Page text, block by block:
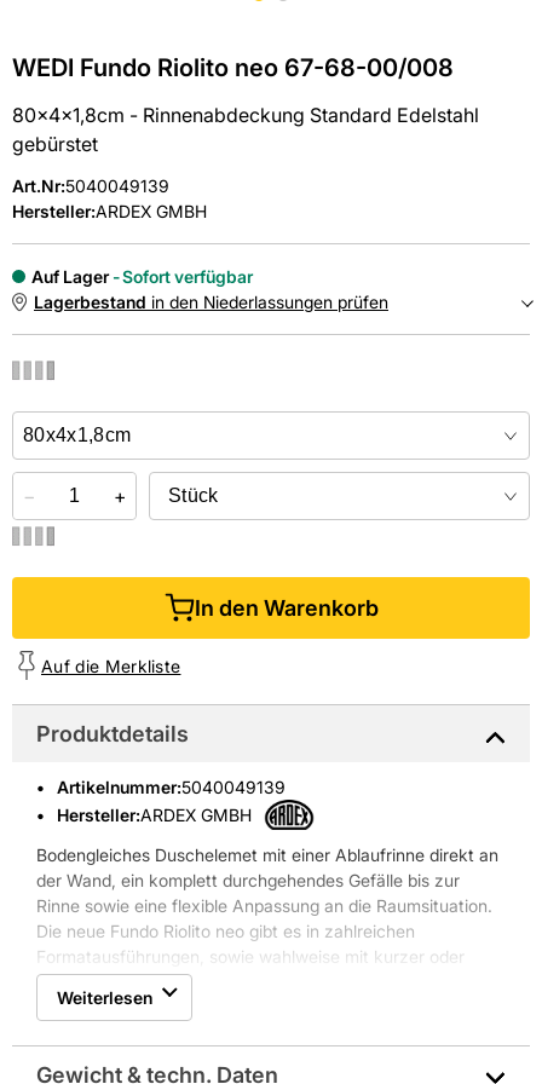
WEDI Fundo Riolito neo 67-68-00/008
80x4x1,8cm - Rinnenabdeckung Standard Edelstahl
gebürstet
Art.Nr:5040049139
Hersteller:ARDEX GMBH
Auf Lager
Sofort verfügbar
Lagerbestand in den Niederlassungen prüfen
Online kaufen &
− +
In den Warenkorb
Auf die Merkliste
Produktdetails
Artikelnummer:5040049139
Hersteller:ARDEX GMBH
Bodengleiches Duschelemet mit einer Ablaufrinne direkt an
der Wand, ein komplett durchgehendes Gefälle bis zur
Rinne sowie eine flexible Anpassung an die Raumsituation.
Die neue Fundo Riolito neo gibt es in zahlreichen
Formatausführungen, sowie wahlweise mit kurzer oder
langer Rinne.
Dank des schlankeren Ablaufs in ovaler Form sitzt die
Weiterlesen
Gewicht & techn. Daten